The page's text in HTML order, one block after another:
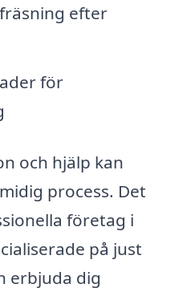
efter
för
och hjälp kan
process. Det
företag i
på just
erbjuda dig